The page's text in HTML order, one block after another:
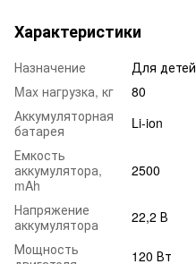
Характеристики
Назначение
Для детей
Mаx нагрузка, кг
80
Аккумуляторная
батарея
Li-ion
Емкость
аккумулятора,
mAh
2500
Напряжение
аккумулятора
22,2 В
Мощность
120 Вт